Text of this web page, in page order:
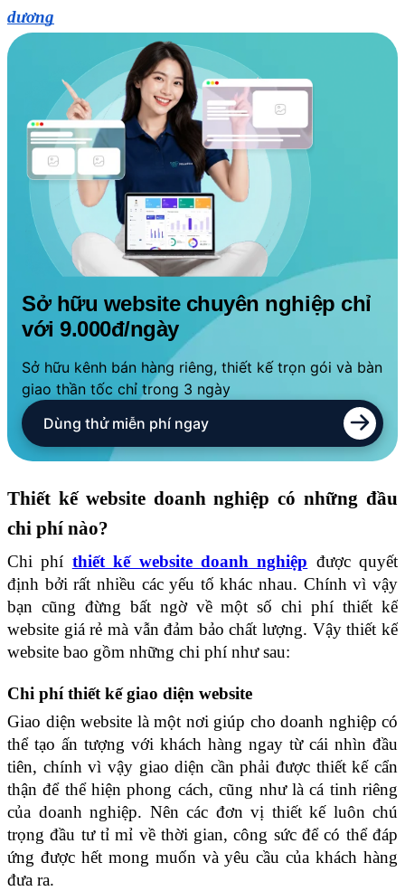
dương
Sở hữu website chuyên nghiệp chỉ
với 9.000đ/ngày
Sở hữu kênh bán hàng riêng, thiết kế trọn gói và bàn
giao thần tốc chỉ trong 3 ngày
Dùng thử miễn phí ngay
Thiết kế website doanh nghiệp có những đầu
chi phí nào?
Chi phí thiết kế website doanh nghiệp được quyết
định bởi rất nhiều các yếu tố khác nhau. Chính vì vậy
bạn cũng đừng bất ngờ về một số chi phí thiết kế
website giá rẻ mà vẫn đảm bảo chất lượng. Vậy thiết kế
website bao gồm những chi phí như sau:
Chi phí thiết kế giao diện website
Giao diện website là một nơi giúp cho doanh nghiệp có
thể tạo ấn tượng với khách hàng ngay từ cái nhìn đầu
tiên, chính vì vậy giao diện cần phải được thiết kế cẩn
thận để thể hiện phong cách, cũng như là cá tinh riêng
của doanh nghiệp. Nên các đơn vị thiết kế luôn chú
trọng đầu tư tỉ mỉ về thời gian, công sức để có thể đáp
ứng được hết mong muốn và yêu cầu của khách hàng
đưa ra.